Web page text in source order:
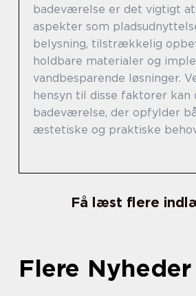
badeværelse er det vigtigt
aspekter som
belysning, tilstrækkelig
holdbare materialer og
vandbesparende løsninger.
hensyn til disse faktorer kan
badeværelse, der opfylder
æstetiske og praktiske
Få læst flere
Flere Nyheder